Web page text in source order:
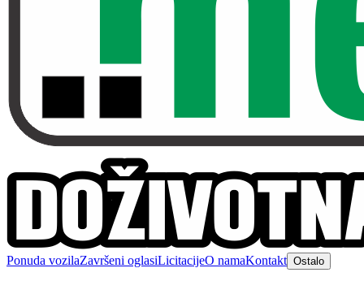
Ponuda vozilaZavršeni oglasiLicitacijeO namaKontakt Ostalo